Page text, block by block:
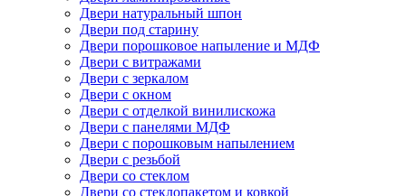
Двери натуральный шпон
Двери под старину
Двери порошковое напыление и МДФ
Двери с витражами
Двери с зеркалом
Двери с окном
Двери с отделкой винилискожа
Двери с панелями МДФ
Двери с порошковым напылением
Двери с резьбой
Двери со стеклом
Двери со стеклопакетом и ковкой